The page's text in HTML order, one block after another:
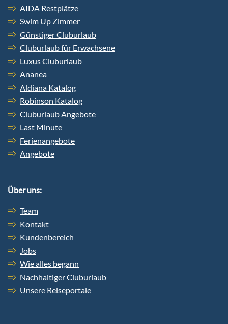
AIDA Restplätze
Swim Up Zimmer
Günstiger Cluburlaub
Cluburlaub für Erwachsene
Luxus Cluburlaub
Ananea
Aldiana Katalog
Robinson Katalog
Cluburlaub Angebote
Last Minute
Ferienangebote
Angebote
Über uns:
Team
Kontakt
Kundenbereich
Jobs
Wie alles begann
Nachhaltiger Cluburlaub
Unsere Reiseportale